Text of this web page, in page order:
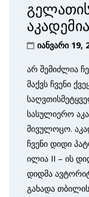
იანვარი 19,
არ შემიძლია
მაქვს ჩვენი
სასულიერო
მივულოცო.
ჩვენი დიდი
ილია II – ის
დიდმა
გახადა